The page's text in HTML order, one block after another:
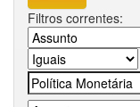
Filtros correntes: